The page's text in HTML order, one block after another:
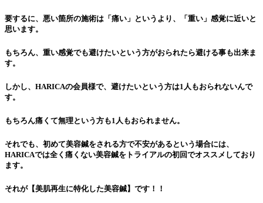
要するに、悪い箇所の施術は「痛い」というより、「重い」感覚に近いと
思います。
もちろん、重い感覚でも避けたいという方がおられたら避ける事も出来ま
す。
しかし、HARICAの会員様で、避けたいという方は1人もおられないんで
す。
もちろん痛くて無理という方も1人もおられません。
それでも、初めて美容鍼をされる方で不安があるという場合には、
HARICAでは全く痛くない美容鍼をトライアルの初回でオススメしており
ます。
それが【美肌再生に特化した美容鍼】です！！